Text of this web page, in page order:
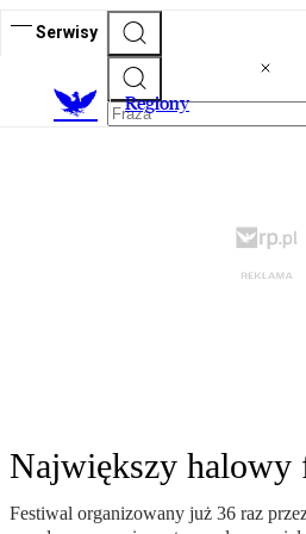
Serwisy
Regiony
Największy halowy
Festiwal organizowany już 36 raz